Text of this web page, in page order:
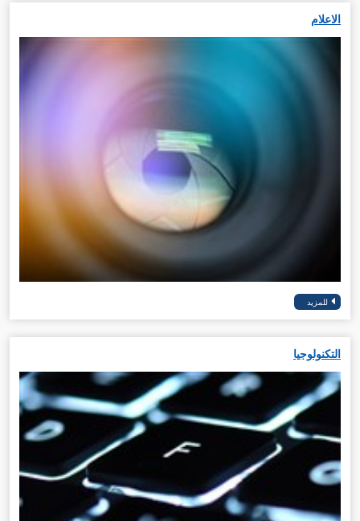
الاعلام
التكنولوجيا